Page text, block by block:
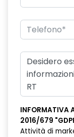
INFORMATIVA
2016/679
Attività di